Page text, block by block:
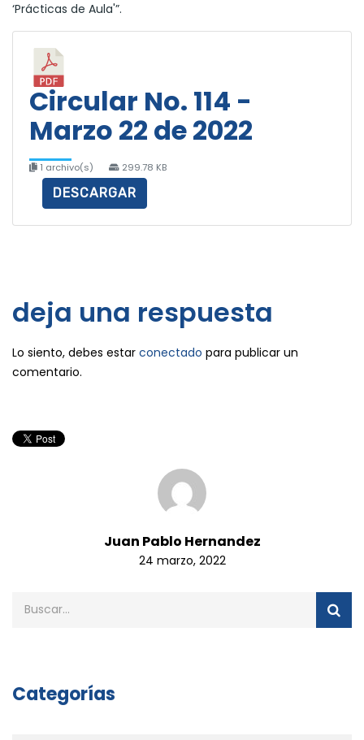
‘Prácticas de Aula'”.
Circular No. 114 -
Marzo 22 de 2022
1 archivo(s) 299.78 KB
DESCARGAR
deja una respuesta
Lo siento, debes estar conectado para publicar un
comentario.
Juan Pablo Hernandez
24 marzo, 2022
Categorías